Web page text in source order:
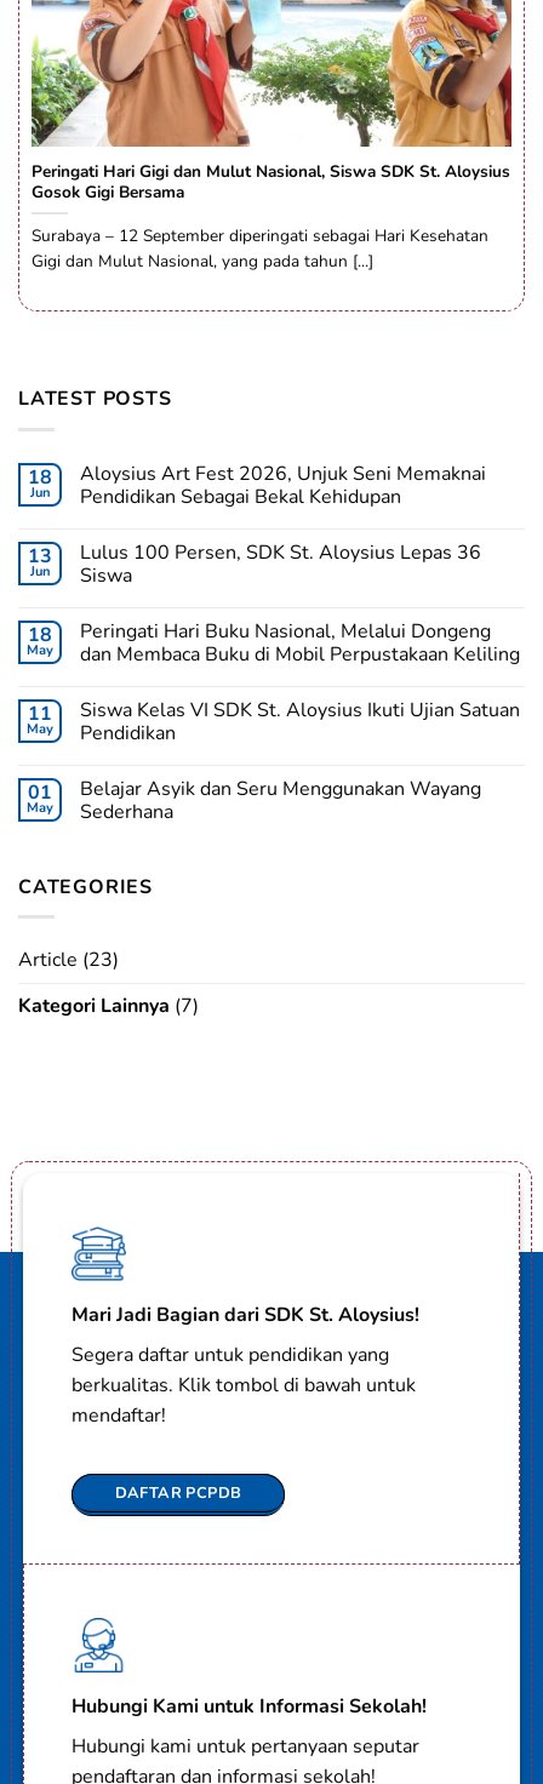
Peringati Hari Gigi dan Mulut Nasional, Siswa SDK St. Aloysius
Gosok Gigi Bersama
Surabaya – 12 September diperingati sebagai Hari Kesehatan
Gigi dan Mulut Nasional, yang pada tahun [...]
LATEST POSTS
18
Jun
Aloysius Art Fest 2026, Unjuk Seni Memaknai
Pendidikan Sebagai Bekal Kehidupan
13
Jun
Lulus 100 Persen, SDK St. Aloysius Lepas 36
Siswa
18
May
Peringati Hari Buku Nasional, Melalui Dongeng
dan Membaca Buku di Mobil Perpustakaan Keliling
11
May
Siswa Kelas VI SDK St. Aloysius Ikuti Ujian Satuan
Pendidikan
01
May
Belajar Asyik dan Seru Menggunakan Wayang
Sederhana
CATEGORIES
Article (23)
Kategori Lainnya (7)
Mari Jadi Bagian dari SDK St. Aloysius!
Segera daftar untuk pendidikan yang
berkualitas. Klik tombol di bawah untuk
mendaftar!
DAFTAR PCPDB
Hubungi Kami untuk Informasi Sekolah!
Hubungi kami untuk pertanyaan seputar
pendaftaran dan informasi sekolah!